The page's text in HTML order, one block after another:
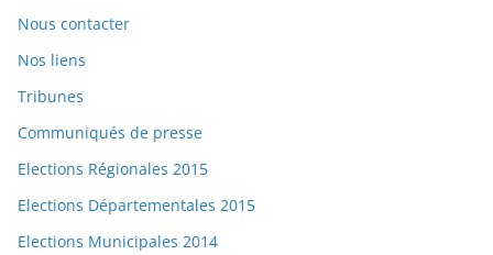
o
k
Nous contacter
Nos liens
Tribunes
Communiqués de presse
Elections Régionales 2015
Elections Départementales 2015
Elections Municipales 2014